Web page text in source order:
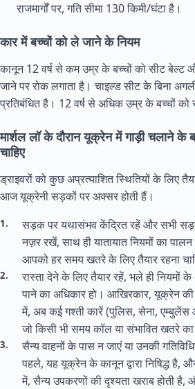
राजमार्गों पर, गति सीमा 130 किमी/घंटा है।
कार में बच्चों को ले जाने के नियम
कानून 12 वर्ष से कम उम्र के बच्चों को सीट बेल्ट
जाने पर रोक लगाता है। चाइल्ड सीट के बिना
प्रतिबंधित है। 12 वर्ष से अधिक उम्र के बच्चों को
मार्शल लॉ के दौरान यूक्रेन में गाड़ी चलाने के
चाहिए
ड्राइवरों को कुछ अप्रत्याशित स्थितियों के लिए
आज यूक्रेनी सड़कों पर अक्सर होती हैं।
सड़क पर यथासंभव केंद्रित रहें और सभी
नज़र रखें, साथ ही यातायात नियमों का
आपको हर समय खतरे के लिए तैयार रहना
रास्ता देने के लिए तैयार रहें, भले ही नियमों
पाने का अधिकार हो। आखिरकार, यूक्रेन
में, अब कई गश्ती कारें (पुलिस, सेना, एम्बुलेंस
जो किसी भी समय कॉल या संभावित खतरे
सैन्य वाहनों के पास न जाएं या उनकी
पहले, यह यूक्रेन के कानून द्वारा निषिद्ध है,
में, सैन्य उपकरणों की दृश्यता खराब होती